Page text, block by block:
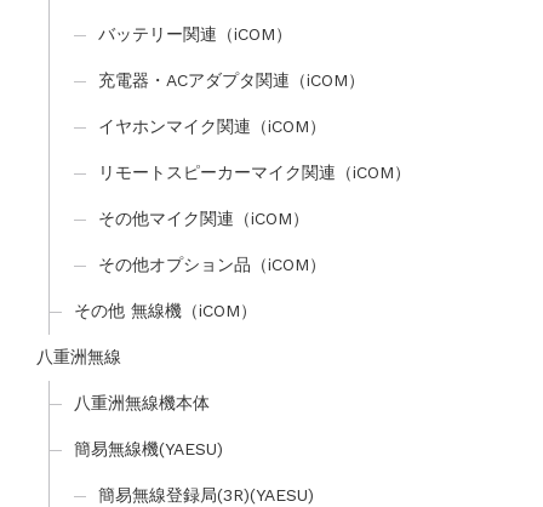
バッテリー関連（iCOM）
充電器・ACアダプタ関連（iCOM）
イヤホンマイク関連（iCOM）
リモートスピーカーマイク関連（iCOM）
その他マイク関連（iCOM）
その他オプション品（iCOM）
その他 無線機（iCOM）
八重洲無線
八重洲無線機本体
簡易無線機(YAESU)
簡易無線登録局(3R)(YAESU)